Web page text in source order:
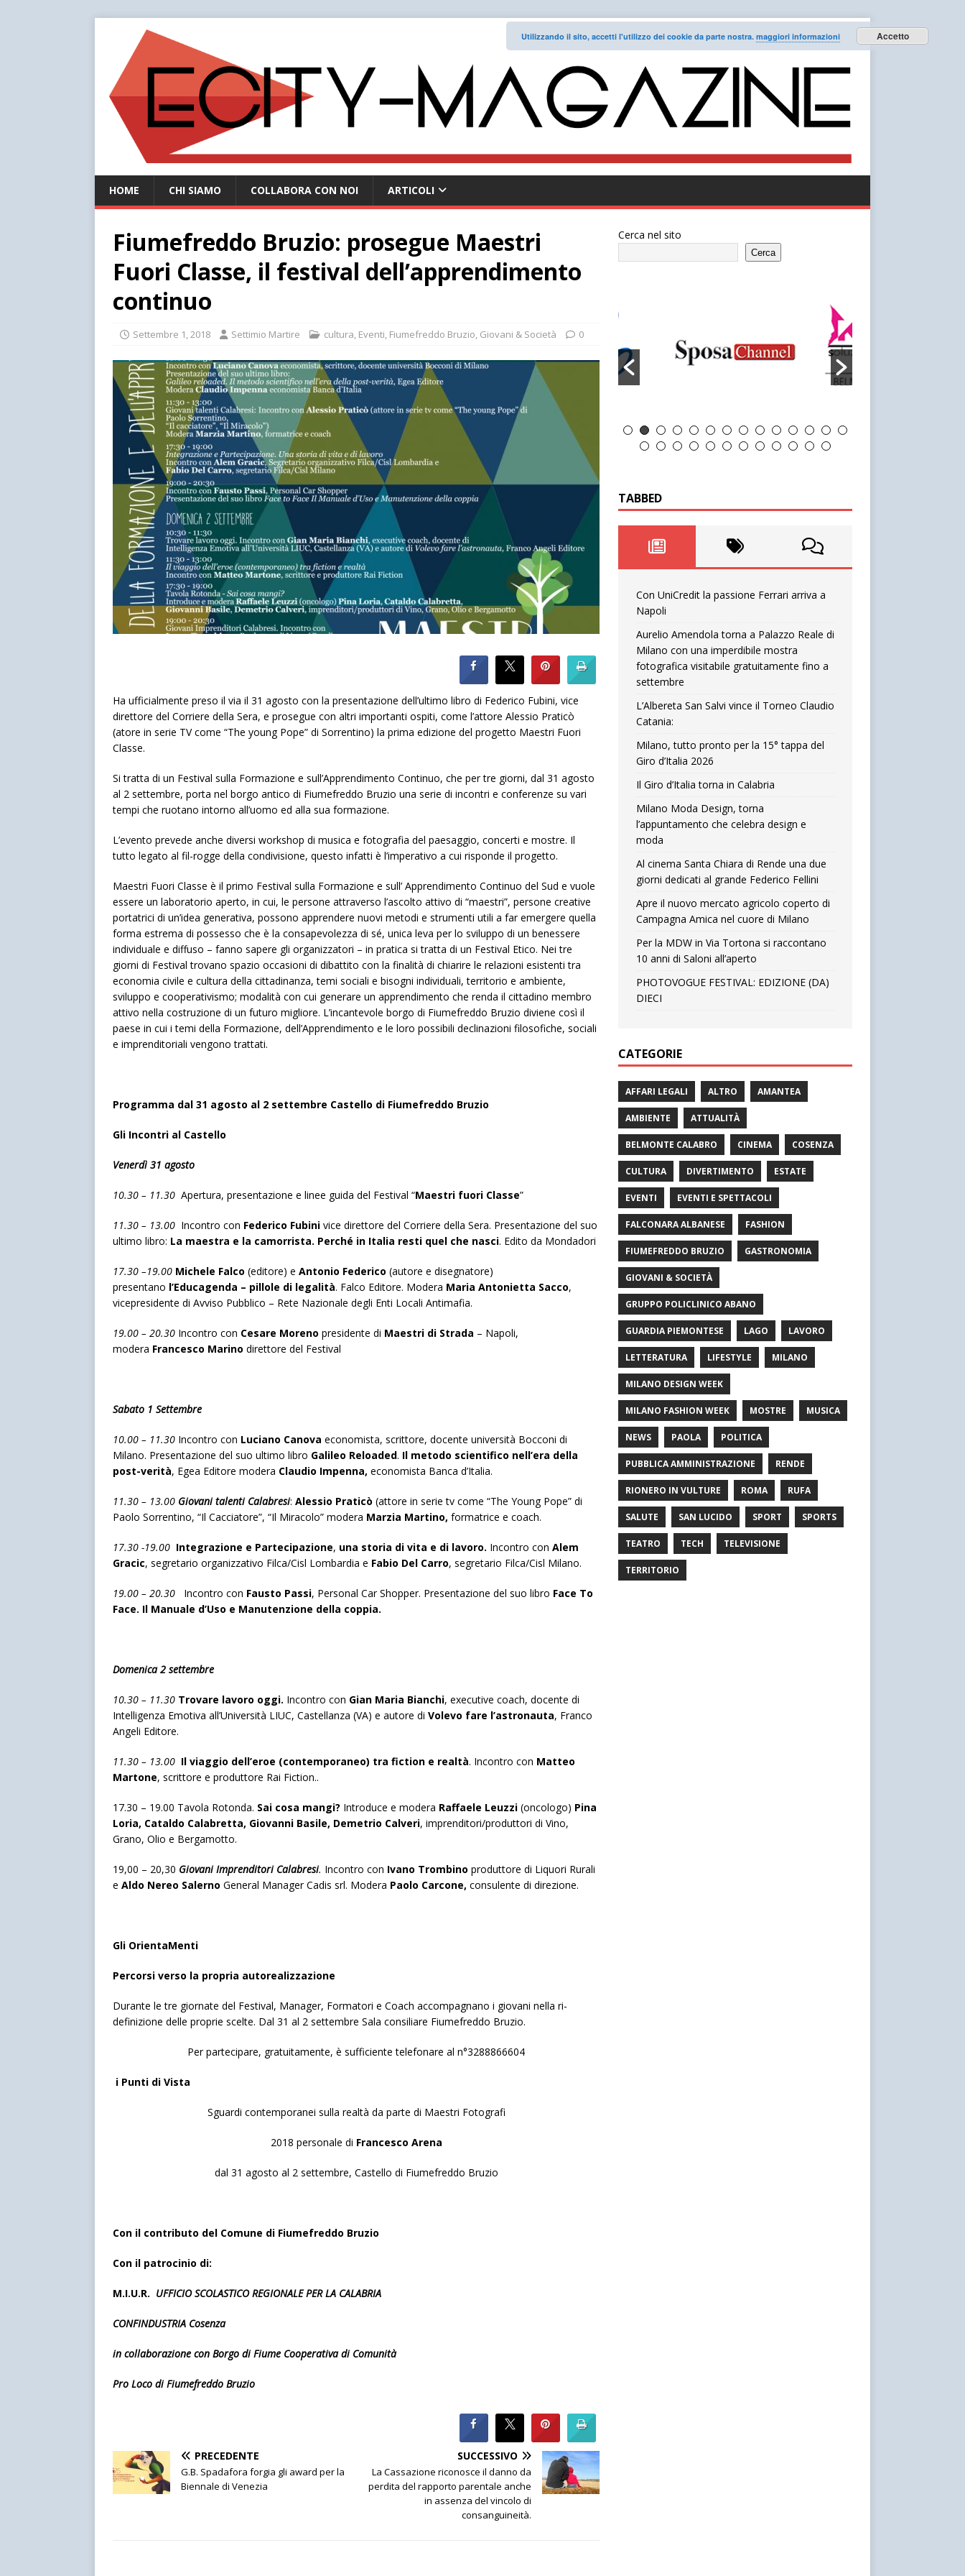
HOME CHI SIAMO COLLABORA CON NOI ARTICOLI
Fiumefreddo Bruzio: prosegue Maestri
Fuori Classe, il festival dell’apprendimento
continuo
Settembre 1, 2018 Settimio Martire cultura, Eventi, Fiumefreddo Bruzio, Giovani & Società 0
Ha ufficialmente preso il via il 31 agosto con la presentazione dell’ultimo libro di Federico Fubini, vice
direttore del Corriere della Sera, e prosegue con altri importanti ospiti, come l’attore Alessio Praticò
(atore in serie TV come “The young Pope” di Sorrentino) la prima edizione del progetto Maestri Fuori
Classe.
Si tratta di un Festival sulla Formazione e sull’Apprendimento Continuo, che per tre giorni, dal 31 agosto
al 2 settembre, porta nel borgo antico di Fiumefreddo Bruzio una serie di incontri e conferenze su vari
tempi che ruotano intorno all’uomo ed alla sua formazione.
L’evento prevede anche diversi workshop di musica e fotografia del paesaggio, concerti e mostre. Il
tutto legato al fil-rogge della condivisione, questo infatti è l’imperativo a cui risponde il progetto.
Maestri Fuori Classe è il primo Festival sulla Formazione e sull’ Apprendimento Continuo del Sud e vuole
essere un laboratorio aperto, in cui, le persone attraverso l’ascolto attivo di “maestri”, persone creative
portatrici di un’idea generativa, possono apprendere nuovi metodi e strumenti utili a far emergere quella
forma estrema di possesso che è la consapevolezza di sé, unica leva per lo sviluppo di un benessere
individuale e diffuso – fanno sapere gli organizzatori – in pratica si tratta di un Festival Etico. Nei tre
giorni di Festival trovano spazio occasioni di dibattito con la finalità di chiarire le relazioni esistenti tra
economia civile e cultura della cittadinanza, temi sociali e bisogni individuali, territorio e ambiente,
sviluppo e cooperativismo; modalità con cui generare un apprendimento che renda il cittadino membro
attivo nella costruzione di un futuro migliore. L’incantevole borgo di Fiumefreddo Bruzio diviene così il
paese in cui i temi della Formazione, dell’Apprendimento e le loro possibili declinazioni filosofiche, sociali
e imprenditoriali vengono trattati.
Programma dal 31 agosto al 2 settembre Castello di Fiumefreddo Bruzio
Gli Incontri al Castello
Venerdì 31 agosto
10.30 – 11.30 Apertura, presentazione e linee guida del Festival “Maestri fuori Classe”
11.30 – 13.00 Incontro con Federico Fubini vice direttore del Corriere della Sera. Presentazione del suo
ultimo libro: La maestra e la camorrista. Perché in Italia resti quel che nasci. Edito da Mondadori
17.30 –19.00 Michele Falco (editore) e Antonio Federico (autore e disegnatore)
presentano l’Educagenda – pillole di legalità. Falco Editore. Modera Maria Antonietta Sacco,
vicepresidente di Avviso Pubblico – Rete Nazionale degli Enti Locali Antimafia.
19.00 – 20.30 Incontro con Cesare Moreno presidente di Maestri di Strada – Napoli,
modera Francesco Marino direttore del Festival
Sabato 1 Settembre
10.00 – 11.30 Incontro con Luciano Canova economista, scrittore, docente università Bocconi di
Milano. Presentazione del suo ultimo libro Galileo Reloaded. Il metodo scientifico nell’era della
post-verità, Egea Editore modera Claudio Impenna, economista Banca d’Italia.
11.30 – 13.00 Giovani talenti Calabresi: Alessio Praticò (attore in serie tv come “The Young Pope” di
Paolo Sorrentino, “Il Cacciatore”, “Il Miracolo” modera Marzia Martino, formatrice e coach.
17.30 -19.00 Integrazione e Partecipazione, una storia di vita e di lavoro. Incontro con Alem
Gracic, segretario organizzativo Filca/Cisl Lombardia e Fabio Del Carro, segretario Filca/Cisl Milano.
19.00 – 20.30 Incontro con Fausto Passi, Personal Car Shopper. Presentazione del suo libro Face To
Face. Il Manuale d’Uso e Manutenzione della coppia.
Domenica 2 settembre
10.30 – 11.30 Trovare lavoro oggi. Incontro con Gian Maria Bianchi, executive coach, docente di
Intelligenza Emotiva all’Università LIUC, Castellanza (VA) e autore di Volevo fare l’astronauta, Franco
Angeli Editore.
11.30 – 13.00 Il viaggio dell’eroe (contemporaneo) tra fiction e realtà. Incontro con Matteo
Martone, scrittore e produttore Rai Fiction..
17.30 – 19.00 Tavola Rotonda. Sai cosa mangi? Introduce e modera Raffaele Leuzzi (oncologo) Pina
Loria, Cataldo Calabretta, Giovanni Basile, Demetrio Calveri, imprenditori/produttori di Vino,
Grano, Olio e Bergamotto.
19,00 – 20,30 Giovani Imprenditori Calabresi. Incontro con Ivano Trombino produttore di Liquori Rurali
e Aldo Nereo Salerno General Manager Cadis srl. Modera Paolo Carcone, consulente di direzione.
Gli OrientaMenti
Percorsi verso la propria autorealizzazione
Durante le tre giornate del Festival, Manager, Formatori e Coach accompagnano i giovani nella ri-
definizione delle proprie scelte. Dal 31 al 2 settembre Sala consiliare Fiumefreddo Bruzio.
Per partecipare, gratuitamente, è sufficiente telefonare al n°3288866604
i Punti di Vista
Sguardi contemporanei sulla realtà da parte di Maestri Fotografi
2018 personale di Francesco Arena
dal 31 agosto al 2 settembre, Castello di Fiumefreddo Bruzio
Con il contributo del Comune di Fiumefreddo Bruzio
Con il patrocinio di:
M.I.U.R. UFFICIO SCOLASTICO REGIONALE PER LA CALABRIA
CONFINDUSTRIA Cosenza
in collaborazione con Borgo di Fiume Cooperativa di Comunità
Pro Loco di Fiumefreddo Bruzio
PRECEDENTE
G.B. Spadafora forgia gli award per la
Biennale di Venezia
SUCCESSIVO
La Cassazione riconosce il danno da
perdita del rapporto parentale anche
in assenza del vincolo di
consanguineità.
Cerca nel sito
Cerca
TABBED
Con UniCredit la passione Ferrari arriva a
Napoli
Aurelio Amendola torna a Palazzo Reale di
Milano con una imperdibile mostra
fotografica visitabile gratuitamente fino a
settembre
L’Albereta San Salvi vince il Torneo Claudio
Catania:
Milano, tutto pronto per la 15° tappa del
Giro d’Italia 2026
Il Giro d’Italia torna in Calabria
Milano Moda Design, torna
l’appuntamento che celebra design e
moda
Al cinema Santa Chiara di Rende una due
giorni dedicati al grande Federico Fellini
Apre il nuovo mercato agricolo coperto di
Campagna Amica nel cuore di Milano
Per la MDW in Via Tortona si raccontano
10 anni di Saloni all’aperto
PHOTOVOGUE FESTIVAL: EDIZIONE (DA)
DIECI
CATEGORIE
AFFARI LEGALI ALTRO AMANTEA
AMBIENTE ATTUALITÀ
BELMONTE CALABRO CINEMA COSENZA
CULTURA DIVERTIMENTO ESTATE
EVENTI EVENTI E SPETTACOLI
FALCONARA ALBANESE FASHION
FIUMEFREDDO BRUZIO GASTRONOMIA
GIOVANI & SOCIETÀ
GRUPPO POLICLINICO ABANO
GUARDIA PIEMONTESE LAGO LAVORO
LETTERATURA LIFESTYLE MILANO
MILANO DESIGN WEEK
MILANO FASHION WEEK MOSTRE MUSICA
NEWS PAOLA POLITICA
PUBBLICA AMMINISTRAZIONE RENDE
RIONERO IN VULTURE ROMA RUFA
SALUTE SAN LUCIDO SPORT SPORTS
TEATRO TECH TELEVISIONE
TERRITORIO
Utilizzando il sito, accetti l'utilizzo dei cookie da parte nostra. maggiori informazioni Accetto